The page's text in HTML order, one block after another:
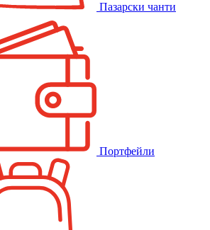
Пазарски чанти
Портфейли